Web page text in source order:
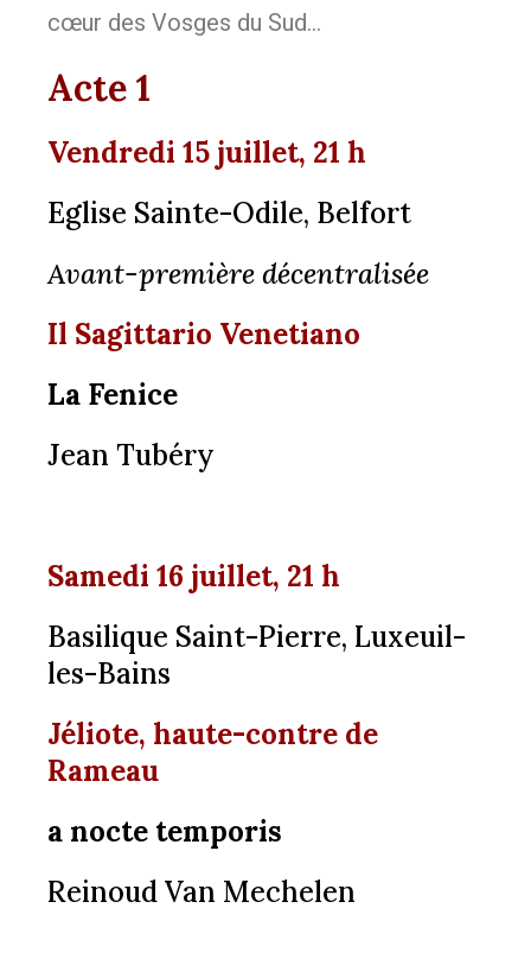
cœur des Vosges du Sud…
Acte 1
Vendredi 15 juillet, 21 h
Eglise Sainte-Odile, Belfort
Avant-première décentralisée
Il Sagittario Venetiano
La Fenice
Jean Tubéry
Samedi 16 juillet, 21 h
Basilique Saint-Pierre, Luxeuil-
les-Bains
Jéliote, haute-contre de
Rameau
a nocte temporis
Reinoud Van Mechelen